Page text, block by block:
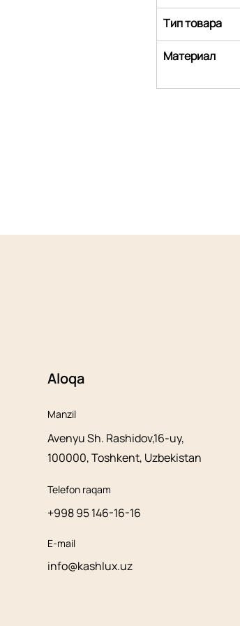
Тип товара
Материал
Aloqa
Manzil
Avenyu Sh. Rashidov,16-uy,
100000, Toshkent, Uzbekistan
Telefon raqam
+998 95 146-16-16
E-mail
info@kashlux.uz